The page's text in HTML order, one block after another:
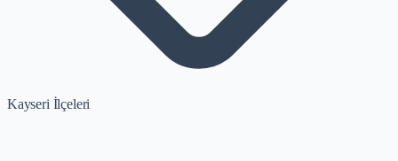
Kayseri İlçeleri